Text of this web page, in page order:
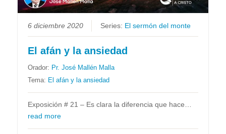
6 diciembre 2020 Series: El sermón del monte
El afán y la ansiedad
Orador: Pr. José Mallén Malla
Tema: El afán y la ansiedad
Exposición # 21 – Es clara la diferencia que hace…
read more